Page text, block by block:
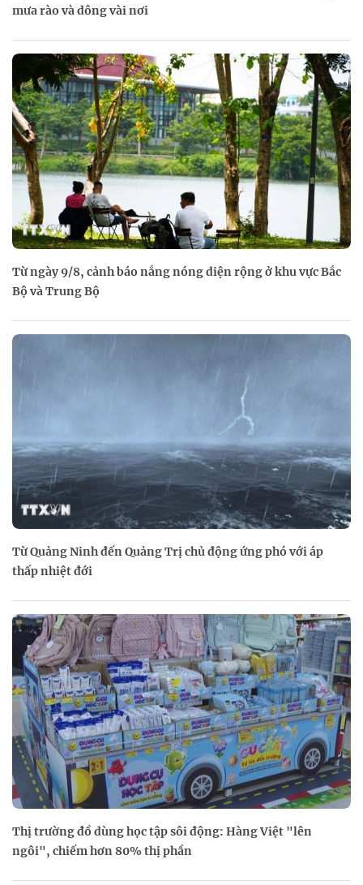
mưa rào và dông vài nơi
Từ ngày 9/8, cảnh báo nắng nóng diện rộng ở khu vực Bắc
Bộ và Trung Bộ
Từ Quảng Ninh đến Quảng Trị chủ động ứng phó với áp
thấp nhiệt đới
Thị trường đồ dùng học tập sôi động: Hàng Việt "lên
ngôi", chiếm hơn 80% thị phần